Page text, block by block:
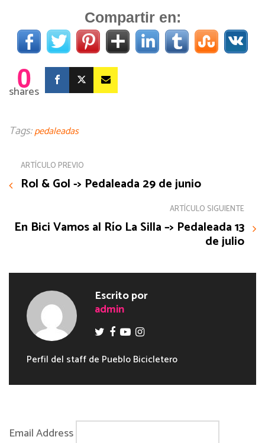
Compartir en:
0
shares
Tags:pedaleadas
ARTÍCULO PREVIO
Rol & Gol -> Pedaleada 29 de junio
ARTÍCULO SIGUIENTE
En Bici Vamos al Río La Silla –> Pedaleada 13
de julio
Escrito por
admin
Perfil del staff de Pueblo Bicicletero
Email Address